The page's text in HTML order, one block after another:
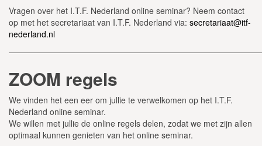
Vragen over het I.T.F. Nederland online seminar? Neem contact
op met het secretariaat van I.T.F. Nederland via: secretariaat@itf-
nederland.nl
ZOOM regels
We vinden het een eer om jullie te verwelkomen op het I.T.F.
Nederland online seminar.
We willen met jullie de online regels delen, zodat we met zijn allen
optimaal kunnen genieten van het online seminar.